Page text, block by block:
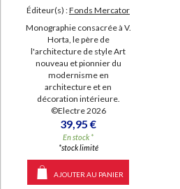
Éditeur(s) :Fonds Mercator
Monographie consacrée à V.
Horta, le père de
l'architecture de style Art
nouveau et pionnier du
modernisme en
architecture et en
décoration intérieure.
©Electre 2026
39,95 €
En stock *
*stock limité
AJOUTER AU PANIER